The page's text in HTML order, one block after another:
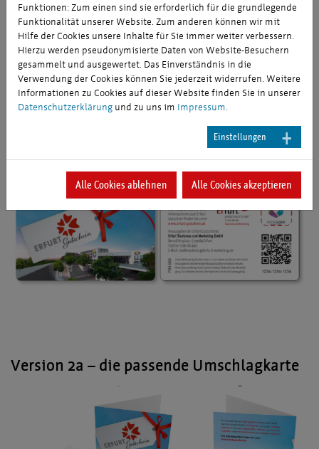
Unternehmensbranding
Version 2a – die passende Umschlagkarte
Funktionen: Zum einen sind sie erforderlich für die grundlegende
Funktionalität unserer Website. Zum anderen können wir mit
Hilfe der Cookies unsere Inhalte für Sie immer weiter verbessern.
Hierzu werden pseudonymisierte Daten von Website-Besuchern
gesammelt und ausgewertet. Das Einverständnis in die
Verwendung der Cookies können Sie jederzeit widerrufen. Weitere
Informationen zu Cookies auf dieser Website finden Sie in unserer
Datenschutzerklärung und zu uns im Impressum.
Einstellungen
Alle Cookies ablehnen Alle Cookies akzeptieren